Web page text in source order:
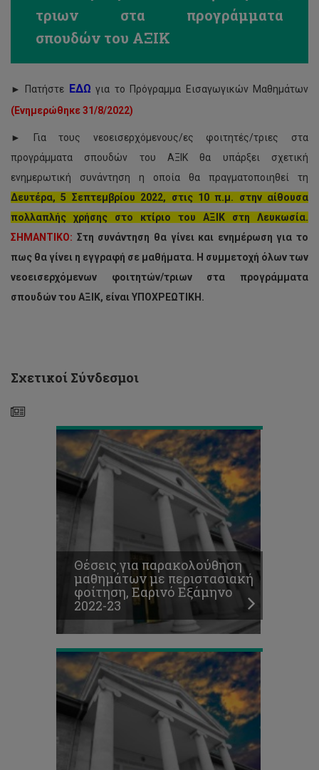
τριων στα προγράμματα
σπουδών του ΑΞΙΚ
► Πατήστε ΕΔΩ για το Πρόγραμμα Εισαγωγικών Μαθημάτων
(Ενημερώθηκε 31/8/2022)
► Για τους νεοεισερχόμενους/ες φοιτητές/τριες στα
προγράμματα σπουδών του ΑΞΙΚ θα υπάρξει σχετική
ενημερωτική συνάντηση η οποία θα πραγματοποιηθεί τη
Δευτέρα, 5 Σεπτεμβρίου 2022, στις 10 π.μ. στην αίθουσα
πολλαπλής χρήσης στο κτίριο του ΑΞΙΚ στη Λευκωσία.
ΣΗΜΑΝΤΙΚΟ: Στη συνάντηση θα γίνει και ενημέρωση για τo
πως θα γίνει η εγγραφή σε μαθήματα. Η συμμετοχή όλων των
νεοεισερχόμενων φοιτητών/τριων στα προγράμματα
σπουδών του ΑΞΙΚ, είναι ΥΠΟΧΡΕΩΤΙΚΗ.
Σχετικοί Σύνδεσμοι
Θέσεις
για
παρακολούθηση
μαθημάτων
Εξάμηνο
2022-
Θέσεις για παρακολούθηση
μαθημάτων με περιστασιακή
φοίτηση, Εαρινό Εξάμηνο
2022-23
Πρόγραμμα
τελικών
εξετάσεων
Φθινοπωρινού
Εξαμήνου
2022-
23
Προκήρυξη
θέσεων
για
διδακτορικού